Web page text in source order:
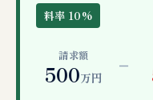
料率 10%
請求額
500万円
−